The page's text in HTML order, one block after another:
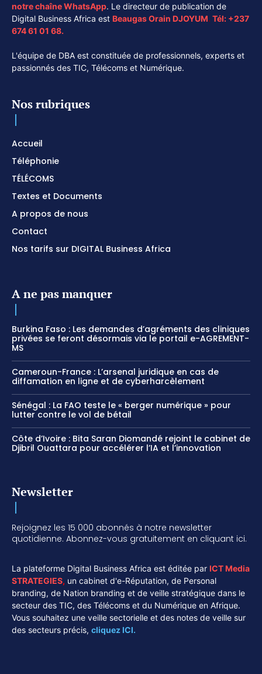
notre chaîneWhatsApp. Le directeur de publication de
Digital Business Africa est Beaugas Orain DJOYUM. Tél: +237
674 61 01 68.
L'équipe de DBA est constituée de professionnels, experts et
passionnés des TIC, Télécoms et Numérique.
Nos rubriques
Accueil
Téléphonie
TÉLÉCOMS
Textes et Documents
A propos de nous
Contact
Nos tarifs sur DIGITAL Business Africa
A ne pas manquer
Burkina Faso : Les demandes d’agréments des cliniques
privées se feront désormais via le portail e-AGREMENT-
MS
Cameroun-France : L’arsenal juridique en cas de
diffamation en ligne et de cyberharcèlement
Sénégal : La FAO teste le « berger numérique » pour
lutter contre le vol de bétail
Côte d’Ivoire : Bita Saran Diomandé rejoint le cabinet de
Djibril Ouattara pour accélérer l’IA et l’innovation
Newsletter
Rejoignez les 15 000 abonnés à notre newsletter
quotidienne. Abonnez-vous gratuitement en cliquant ici.
La plateforme Digital Business Africa est éditée par ICT Media
STRATEGIES, un cabinet d'e-Réputation, de Personal
branding, de Nation branding et de veille stratégique dans le
secteur des TIC, des Télécoms et du Numérique en Afrique.
Vous souhaitez une veille sectorielle et des notes de veille sur
des secteurs précis, cliquez ICI.